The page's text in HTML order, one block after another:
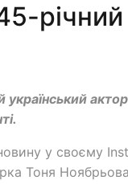
український
у своєму
Тоня